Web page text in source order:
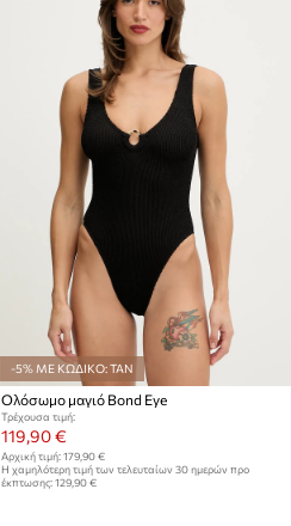
-5% ΜΕ ΚΩΔΙΚΟ: TAN
Ολόσωμο μαγιό Bond Eye
Τρέχουσα τιμή:
119,90 €
Αρχική τιμή: 179,90 €
Η χαμηλότερη τιμή των τελευταίων 30 ημερών προ
έκπτωσης: 129,90 €